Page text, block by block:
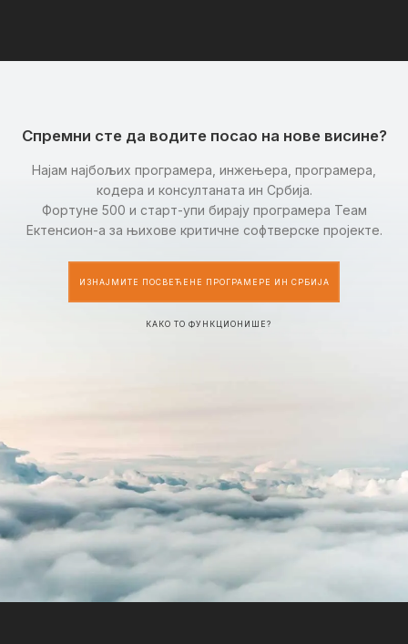
Спремни сте да водите посао на нове висине?
Најам најбољих програмера, инжењера, програмера,
кодера и консултаната ин Србија.
Фортуне 500 и старт-упи бирају програмера Теам
Ектенсион-а за њихове критичне софтверске пројекте.
ИЗНАЈМИТЕ ПОСВЕЋЕНЕ ПРОГРАМЕРЕ ИН СРБИЈА
КАКО ТО ФУНКЦИОНИШЕ?